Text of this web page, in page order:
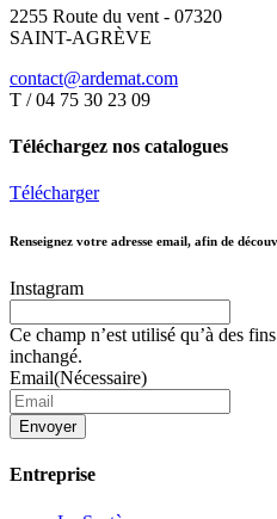
2255 Route du vent - 07320
SAINT-AGRÈVE
contact@ardemat.com
T / 04 75 30 23 09
Téléchargez nos catalogues
Télécharger
Renseignez votre adresse email, afin de
Instagram
Ce champ n’est utilisé qu’à des
inchangé.
Email(Nécessaire)
Entreprise